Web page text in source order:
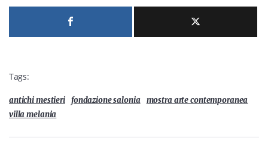
Tags:
antichi mestieri fondazione salonia
mostra arte contemporanea
villa melania